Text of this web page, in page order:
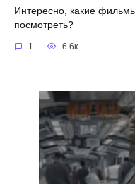
Интересно, какие
посмотреть?
1 6.6к.